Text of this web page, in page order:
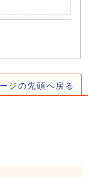
ジの先頭へ戻る